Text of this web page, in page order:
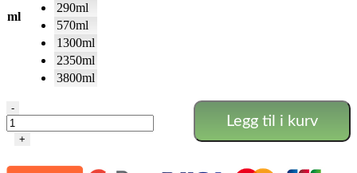
ml
290ml
570ml
1300ml
2350ml
3800ml
TightVac
antall
-
+
Legg til i kurv